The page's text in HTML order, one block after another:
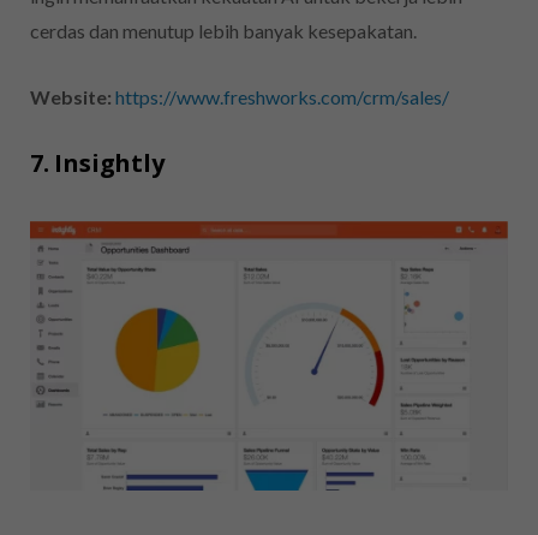
cerdas dan menutup lebih banyak kesepakatan.
Website: https://www.freshworks.com/crm/sales/
7. Insightly